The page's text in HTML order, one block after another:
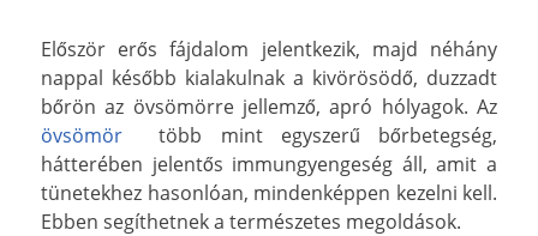
Először erős fájdalom jelentkezik, majd néhány
nappal később kialakulnak a kivörösödő, duzzadt
bőrön az övsömörre jellemző, apró hólyagok. Az
övsömör több mint egyszerű bőrbetegség,
hátterében jelentős immungyengeség áll, amit a
tünetekhez hasonlóan, mindenképpen kezelni kell.
Ebben segíthetnek a természetes megoldások.